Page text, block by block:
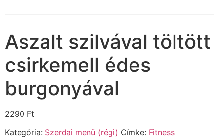
Aszalt szilvával töltött
csirkemell édes
burgonyával
2290 Ft
Kategória: Szerdai menü (régi) Címke: Fitness